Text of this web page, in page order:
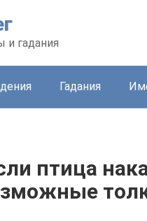
и гадания
Гадания
птица